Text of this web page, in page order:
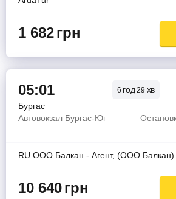
1 682грн
05:01 6 год29 хв
Бургас
Автовокзал Бургас-Юг
RU ООО Балкан - Агент, (ООО Балкан)
10 640грн